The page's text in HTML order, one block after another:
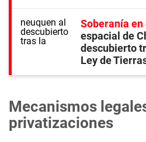
Soberanía en
espacial de
descubierto
Ley de
Mecanismos
privatizaciones